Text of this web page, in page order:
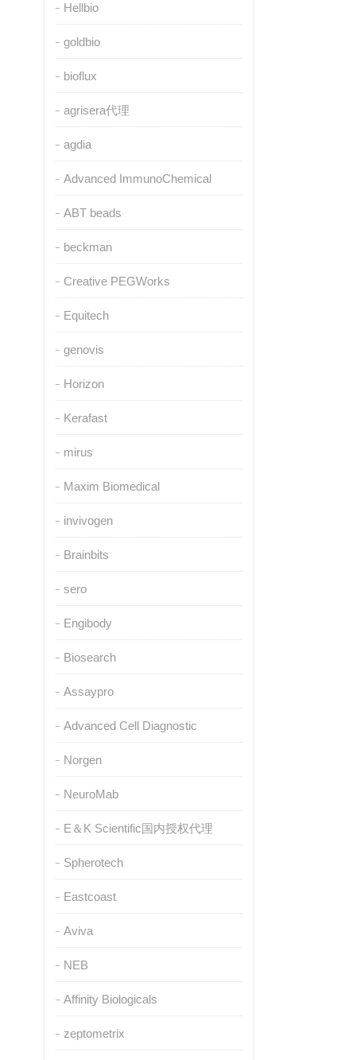
Hellbio
goldbio
bioflux
agrisera代理
agdia
Advanced ImmunoChemical
ABT beads
beckman
Creative PEGWorks
Equitech
genovis
Horizon
Kerafast
mirus
Maxim Biomedical
invivogen
Brainbits
sero
Engibody
Biosearch
Assaypro
Advanced Cell Diagnostic
Norgen
NeuroMab
E＆K Scientific国内授权代理
Spherotech
Eastcoast
Aviva
NEB
Affinity Biologicals
zeptometrix